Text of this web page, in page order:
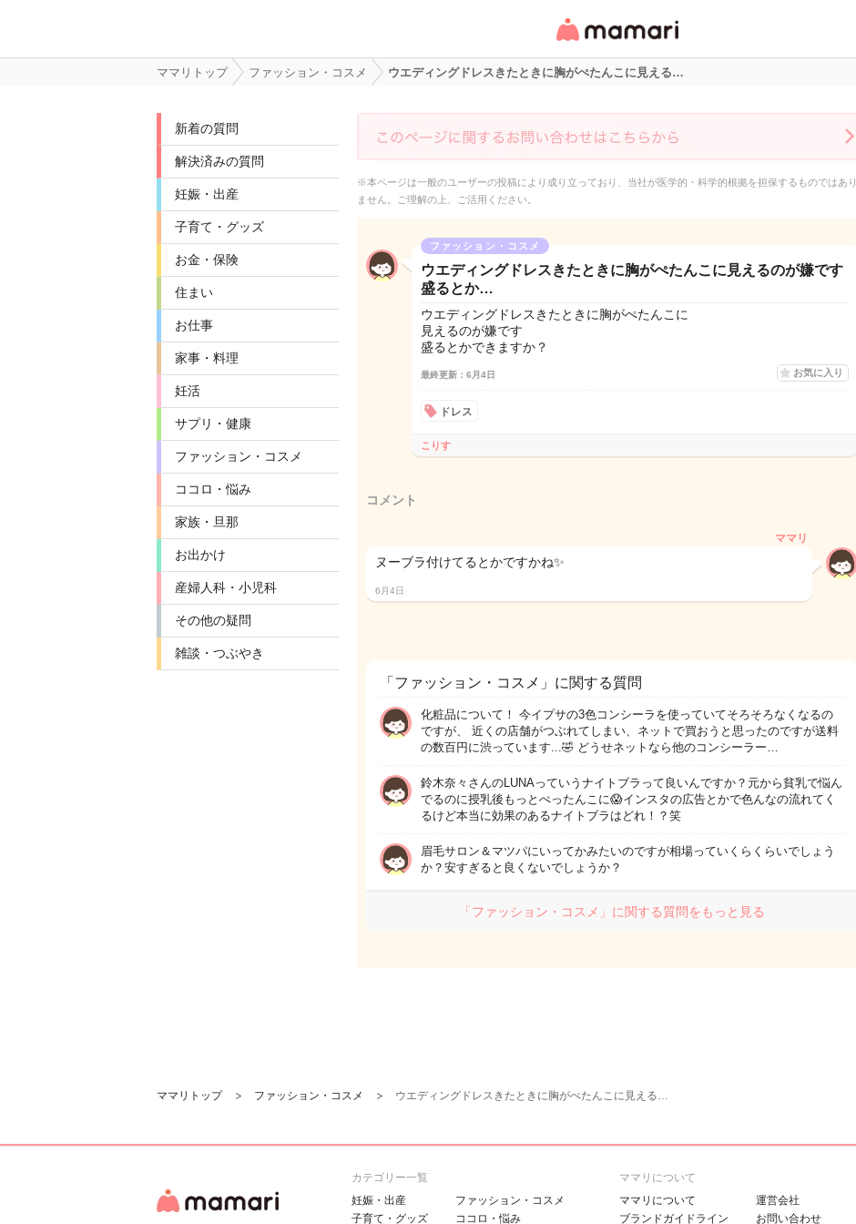
リ・情報サイト
ママリトップ ファッション・コスメ ウエディングドレスきたときに胸がぺたんこに見える…
新着の質問
解決済みの質問
妊娠・出産
子育て・グッズ
お金・保険
住まい
お仕事
家事・料理
妊活
サプリ・健康
ファッション・コスメ
ココロ・悩み
家族・旦那
お出かけ
産婦人科・小児科
その他の疑問
雑談・つぶやき
※本ページは一般のユーザーの投稿により成り立っており、当社が医学的・科学的根拠を担保するものではあり
ません。ご理解の上、ご活用ください。
ファッション・コスメ
ウエディングドレスきたときに胸がぺたんこに見えるのが嫌です
盛るとか…
ウエディングドレスきたときに胸がぺたんこに
見えるのが嫌です
盛るとかできますか？
最終更新：6月4日 お気に入り
ドレス
こりす
コメント
ママリ
ヌーブラ付けてるとかですかね✨
6月4日
「ファッション・コスメ」に関する質問
化粧品について！ 今イプサの3色コンシーラを使っていてそろそろなくなるの
ですが、 近くの店舗がつぶれてしまい、ネットで買おうと思ったのですが送料
の数百円に渋っています...🤣 どうせネットなら他のコンシーラー…
鈴木奈々さんのLUNAっていうナイトブラって良いんですか？元から貧乳で悩ん
でるのに授乳後もっとぺったんこに😱インスタの広告とかで色んなの流れてく
るけど本当に効果のあるナイトブラはどれ！？笑
眉毛サロン＆マツパにいってかみたいのですが相場っていくらくらいでしょう
か？安すぎると良くないでしょうか？
「ファッション・コスメ」に関する質問をもっと見る
ママリトップ ファッション・コスメ ウエディングドレスきたときに胸がぺたんこに見える…
カテゴリー一覧
妊娠・出産
子育て・グッズ
ファッション・コスメ
ココロ・悩み
ママリについて
ママリについて
ブランドガイドライン
運営会社
お問い合わせ